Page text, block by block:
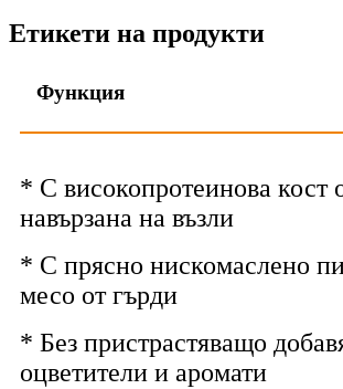
Етикети на продукти
Функция
* С високопротеинова кост
навързана на възли
* С прясно нискомаслено
месо от гърди
* Без пристрастяващо
оцветители и аромати